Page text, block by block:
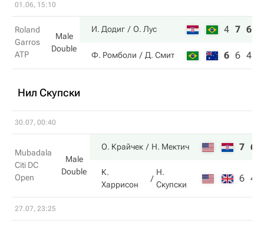
01.06, 15:10
Roland
Garros
ATP
Male
Double
И. Додиг О. Лус 4 7 6
Ф. Ромболи Д. Смит 6 6 4
Нил Скупски
30.07, 00:40
Mubadala
Citi DC
Open
Male
Double
О. Крайчек Н. Мектич 7 6
К.
Харрисон
Н.
Скупски
6 4
27.07, 23:25